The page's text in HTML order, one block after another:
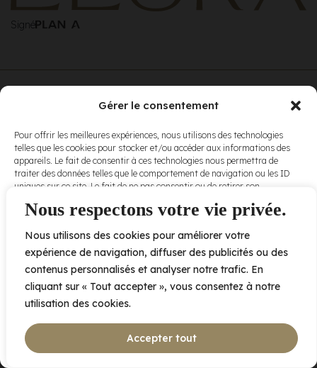
Nous respectons votre vie privée.
Nous utilisons des cookies pour améliorer votre
expérience de navigation, diffuser des publicités ou des
contenus personnalisés et analyser notre trafic. En
cliquant sur « Tout accepter », vous consentez à notre
utilisation des cookies.
Accepter tout
Gérer le consentement
Pour offrir les meilleures expériences, nous utilisons des technologies
telles que les cookies pour stocker et/ou accéder aux informations des
appareils. Le fait de consentir à ces technologies nous permettra de
traiter des données telles que le comportement de navigation ou les ID
uniques sur ce site. Le fait de ne pas consentir ou de retirer son
et fonctions.
Accepter
Refuser
Signé
conditions
d’utilisationet
nospolitiques
de
confidentialité .
2005 av. de Bois-de-Boulogne, Laval QC H7N 0J7